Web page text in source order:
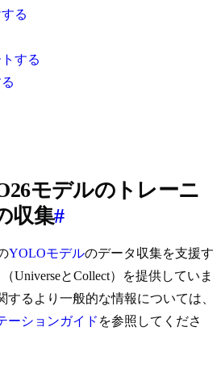
る
する
モデルのトレーニ
収集#
YOLOモデルのデータ収集を支援す
UniverseとCollect）を提供していま
るより一般的な情報については、
ーションガイド を参照してくださ